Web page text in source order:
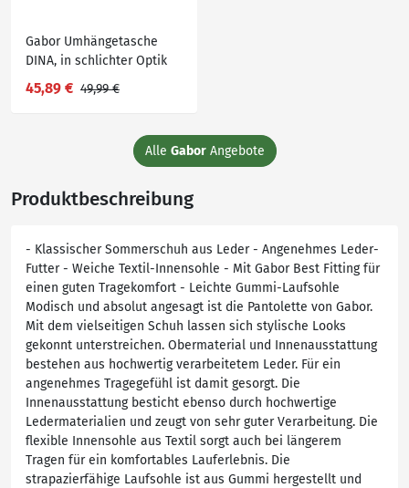
Gabor Umhängetasche
DINA, in schlichter Optik
45,89 € 49,99 €
Alle GaborAngebote
Produktbeschreibung
- Klassischer Sommerschuh aus Leder - Angenehmes Leder-
Futter - Weiche Textil-Innensohle - Mit Gabor Best Fitting für
einen guten Tragekomfort - Leichte Gummi-Laufsohle
Modisch und absolut angesagt ist die Pantolette von Gabor.
Mit dem vielseitigen Schuh lassen sich stylische Looks
gekonnt unterstreichen. Obermaterial und Innenausstattung
bestehen aus hochwertig verarbeitetem Leder. Für ein
angenehmes Tragegefühl ist damit gesorgt. Die
Innenausstattung besticht ebenso durch hochwertige
Ledermaterialien und zeugt von sehr guter Verarbeitung. Die
flexible Innensohle aus Textil sorgt auch bei längerem
Tragen für ein komfortables Lauferlebnis. Die
strapazierfähige Laufsohle ist aus Gummi hergestellt und